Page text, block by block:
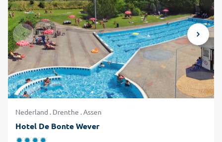
Nederland . Drenthe . Assen
Hotel De Bonte Wever